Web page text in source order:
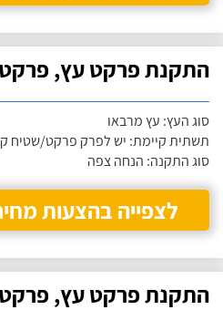
התקנת פרקט עץ, פרקט
סוג העץ: עץ מרבאו
תשתית קיימת: יש לפרק פרקט/שטיח
סוג התקנה: הנחה צפה
לצפייה בהצעות
התקנת פרקט עץ,